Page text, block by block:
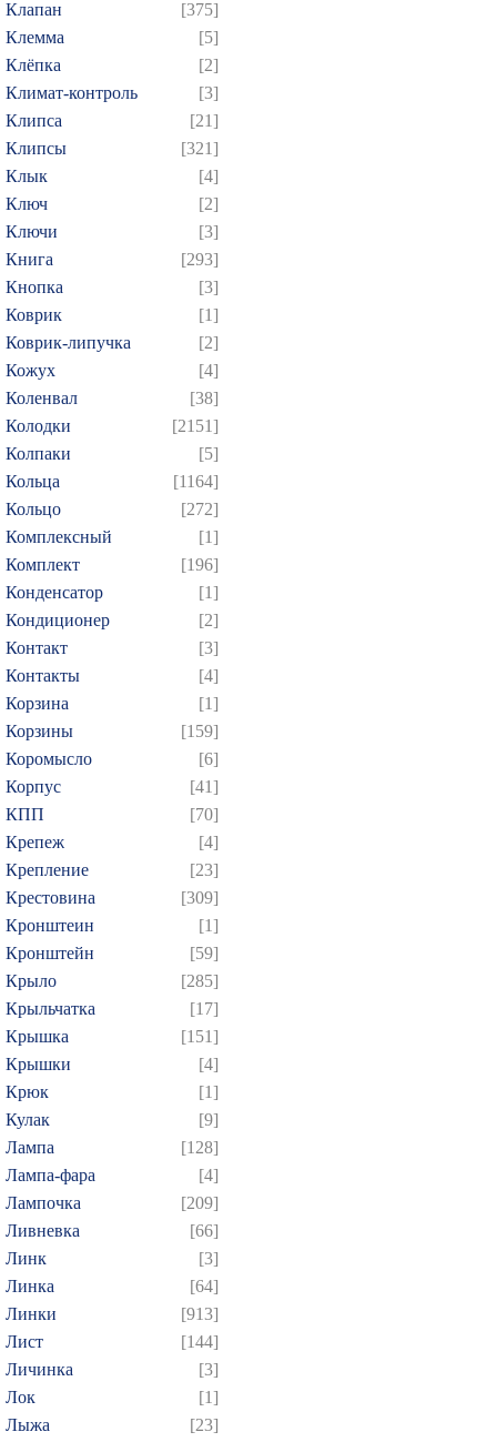
Клапан
[375]
Клемма
[5]
Клёпка
[2]
Климат-контроль
[3]
Клипса
[21]
Клипсы
[321]
Клык
[4]
Ключ
[2]
Ключи
[3]
Книга
[293]
Кнопка
[3]
Коврик
[1]
Коврик-липучка
[2]
Кожух
[4]
Коленвал
[38]
Колодки
[2151]
Колпаки
[5]
Кольца
[1164]
Кольцо
[272]
Комплексный
[1]
Комплект
[196]
Конденсатор
[1]
Кондиционер
[2]
Контакт
[3]
Контакты
[4]
Корзина
[1]
Корзины
[159]
Коромысло
[6]
Корпус
[41]
КПП
[70]
Крепеж
[4]
Крепление
[23]
Крестовина
[309]
Кронштеин
[1]
Кронштейн
[59]
Крыло
[285]
Крыльчатка
[17]
Крышка
[151]
Крышки
[4]
Крюк
[1]
Кулак
[9]
Лампа
[128]
Лампа-фара
[4]
Лампочка
[209]
Ливневка
[66]
Линк
[3]
Линка
[64]
Линки
[913]
Лист
[144]
Личинка
[3]
Лок
[1]
Лыжа
[23]